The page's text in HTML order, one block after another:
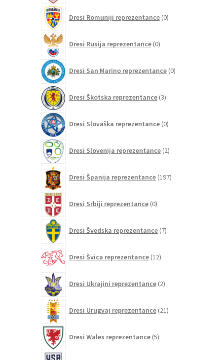
Dresi Romuniji reprezentance 0izdelkov
Dresi Rusija reprezentance 0izdelkov
Dresi San Marino reprezentance 0izdelkov
Dresi Škotska reprezentance 3izdelki
Dresi Slovaška reprezentance 0izdelkov
Dresi Slovenija reprezentance 2izdelka
Dresi Španija reprezentance 197izdelkov
Dresi Srbiji reprezentance 0izdelkov
Dresi Švedska reprezentance 7izdelkov
Dresi Švica reprezentance 12izdelkov
Dresi Ukrajini reprezentance 2izdelka
Dresi Urugvaj reprezentance 21izdelkov
Dresi Wales reprezentance 5izdelkov